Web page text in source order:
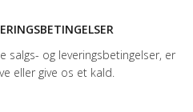
salgs- og leveringsbetingelser, er
eller give os et kald.